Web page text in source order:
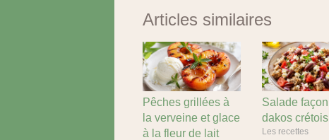
Articles similaires
Pêches grillées à
la verveine et glace
à la fleur de lait
Salade façon
dakos crétois
Les recettes